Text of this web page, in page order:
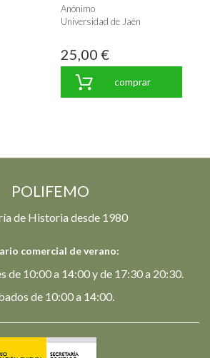
Anónimo
Universidad de Jaén
25,00 €
comprar
POLIFEMO
de Historia desde 1980
comercial de verano:
de 10:00 a 14:00 y de 17:30 a 20:30.
de 10:00 a 14:00.